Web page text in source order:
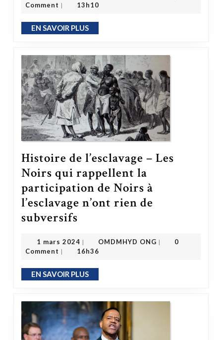
Comment | 13h10
EN SAVOIR PLUSEN SAVOIR PLUS
Histoire de l’esclavage – Les
Noirs qui rappellent la
participation de Noirs à
l’esclavage n’ont rien de
subversifs
1 mars 2024 | OMDMHYD ONG |
0
Comment | 16h36
EN SAVOIR PLUSEN SAVOIR PLUS